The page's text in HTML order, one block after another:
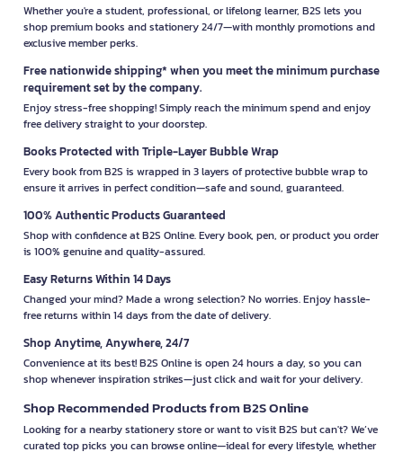
Whether you're a student, professional, or lifelong learner, B2S lets you
shop premium books and stationery 24/7—with monthly promotions and
exclusive member perks.
Free nationwide shipping* when you meet the minimum purchase
requirement set by the company.
Enjoy stress-free shopping! Simply reach the minimum spend and enjoy
free delivery straight to your doorstep.
Books Protected with Triple-Layer Bubble Wrap
Every book from B2S is wrapped in 3 layers of protective bubble wrap to
ensure it arrives in perfect condition—safe and sound, guaranteed.
100% Authentic Products Guaranteed
Shop with confidence at B2S Online. Every book, pen, or product you order
is 100% genuine and quality-assured.
Easy Returns Within 14 Days
Changed your mind? Made a wrong selection? No worries. Enjoy hassle-
free returns within 14 days from the date of delivery.
Shop Anytime, Anywhere, 24/7
Convenience at its best! B2S Online is open 24 hours a day, so you can
shop whenever inspiration strikes—just click and wait for your delivery.
Shop Recommended Products from B2S Online
Looking for a nearby stationery store or want to visit B2S but can't? We’ve
curated top picks you can browse online—ideal for every lifestyle, whether